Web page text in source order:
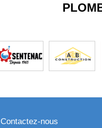
Contactez-nous